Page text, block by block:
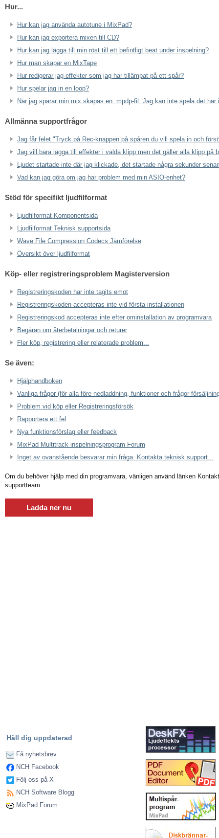
Hur...
Hur kan jag använda autotune i MixPad?
Hur kan jag exportera mixen till CD?
Hur kan jag lägga till min röst till ett befintligt beat under inspelning?
Hur man skapar en MixTape
Hur redigerar jag effekter som jag har tillämpat på ett spår?
Hur spelar jag in en loop?
När jag sparar min mix skapas en .mpdp-fil. Jag kan inte spela det här
Allmänna supportfrågor
Jag får felet "Tryck på Rec-knappen på spåren du vill spela in och
Jag vill bara lägga till effekter i valda klipp men det gäller alla klipp på
Ljudet startade inte där jag klickade, det startade några sekunder
Vad kan jag göra om jag har problem med min ASIO-enhet?
Stöd för specifikt ljudfilformat
Ljudfilformat Komponentsida
Ljudfilformat Teknisk supportsida
Wave File Compression Codecs Jämförelse
Översikt över ljudfilformat
Köp- eller registreringsproblem Magisterversion
Registreringskoden har inte tagits emot
Registreringskoden accepteras inte vid första installationen
Registreringskod accepteras inte efter ominstallation av programvara
Begäran om återbetalningar och returer
Fler köp, registrering eller relaterade problem...
Se även:
Hjälphandboken
Vanliga frågor (för alla före nedladdning, funktioner och frågor
Problem vid köp eller Registreringsförsök
Rapportera ett fel
Nya funktionsförslag eller feedback
MixPad Multitrack inspelningsprogram Forum
Inget av ovanstående besvarar min fråga. Kontakta teknisk support...
Om du behöver hjälp med din programvara, vänligen använd länken
supportteam.
Ladda ner nu
Håll dig uppdaterad
Få nyhetsbrev
NCH Facebook
Följ oss på X
NCH Software Blogg
MixPad Forum